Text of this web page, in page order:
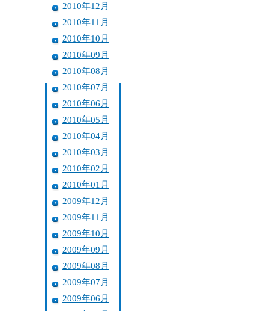
2010年12月
2010年11月
2010年10月
2010年09月
2010年08月
2010年07月
2010年06月
2010年05月
2010年04月
2010年03月
2010年02月
2010年01月
2009年12月
2009年11月
2009年10月
2009年09月
2009年08月
2009年07月
2009年06月